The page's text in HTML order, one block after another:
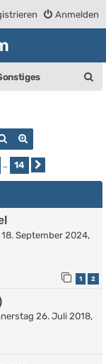
Anmelden
Suche
… 14
September 2024,
1 2
26. Juli 2018,